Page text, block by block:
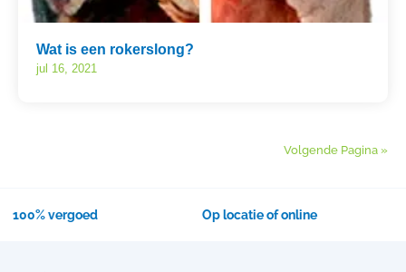
Wat is een rokerslong?
jul 16, 2021
Volgende Pagina »
100% vergoed Op locatie of online